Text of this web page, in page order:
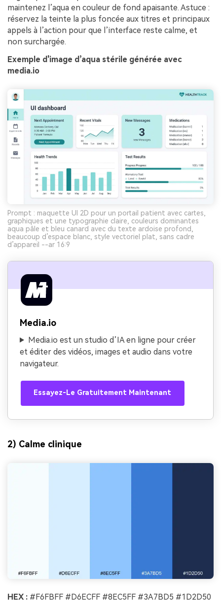
maintenez l’aqua en couleur de fond apaisante. Astuce :
réservez la teinte la plus foncée aux titres et principaux
appels à l’action pour que l’interface reste calme, et
non surchargée.
Exemple d'image d’aqua stérile générée avec
media.io
Prompt : maquette UI 2D pour un portail patient avec cartes,
graphiques et une typographie claire, couleurs dominantes
aqua pâle et bleu canard avec du texte ardoise profond,
beaucoup d’espace blanc, style vectoriel plat, sans cadre
d’appareil --ar 16:9
Media.io
Media.io est un studio d’IA en ligne pour créer
et éditer des vidéos, images et audio dans votre
navigateur.
Essayez-Le Gratuitement Maintenant
2) Calme clinique
HEX : #F6FBFF #D6ECFF #8EC5FF #3A7BD5 #1D2D50